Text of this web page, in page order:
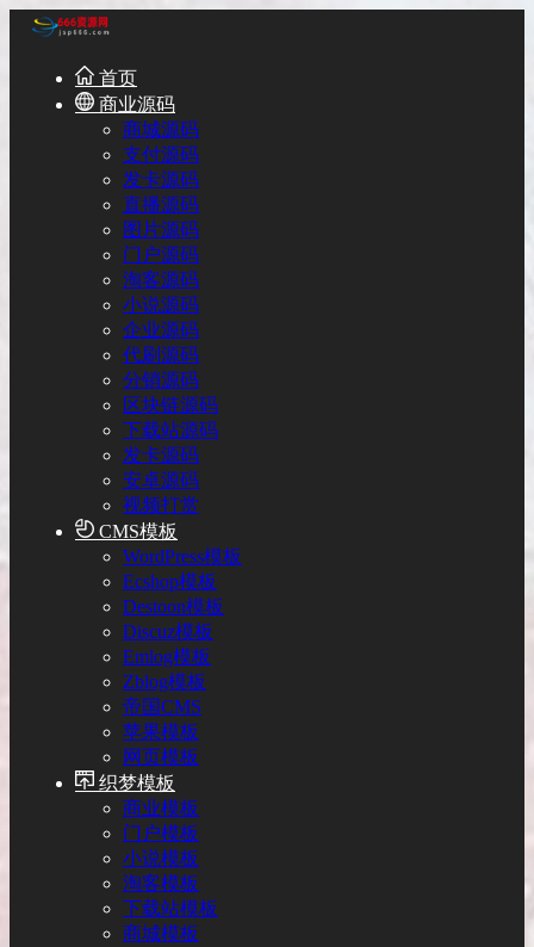
首页
商业源码
商城源码
支付源码
发卡源码
直播源码
图片源码
门户源码
淘客源码
小说源码
企业源码
代刷源码
分销源码
区块链源码
下载站源码
发卡源码
安卓源码
视频打赏
CMS模板
WordPress模板
Ecshop模板
Destoon模板
Discuz模板
Emlog模板
Zblog模板
帝国CMS
苹果模板
网页模板
织梦模板
商业模板
门户模板
小说模板
淘客模板
下载站模板
商城模板